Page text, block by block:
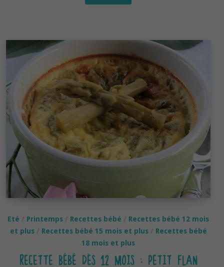
dès
aux
Eté Printemps Recettes bébé
Recettes bébé 12 mois
et plus/ Recettes bébé 15 mois et plus/ Recettes bébé
18 mois et plus
RECETTE BÉBÉ DÈS 12 MOIS : PETIT FLAN